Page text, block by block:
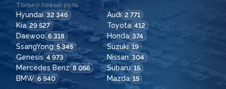
Только левый руль
Hyundai 32 346 Audi 2 771
Kia 29 527 Toyota 412
Daewoo 6 318 Honda 374
SsangYong 5 345 Suzuki 19
Genesis 4 973 Nissan 304
Mercedes Benz 8 056 Subaru 15
BMW 6 940 Mazda 15